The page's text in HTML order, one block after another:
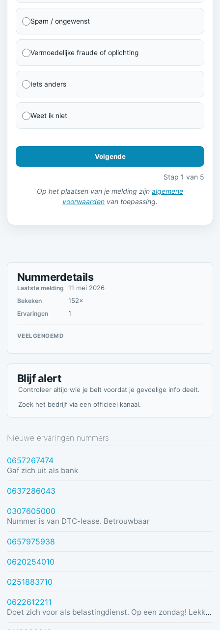
Spam / ongewenst
Vermoedelijke fraude of oplichting
Iets anders
Weet ik niet
Volgende
Stap 1 van 5
Op het plaatsen van je melding zijn algemene
voorwaarden van toepassing.
Nummerdetails
Laatste melding 11 mei 2026
Bekeken 152×
Ervaringen 1
VEELGENOEMD
Blijf alert
Controleer altijd wie je belt voordat je gevoelige info deelt.
Zoek het bedrijf via een officieel kanaal.
Nieuwe ervaringen nummers
0657267474
Gaf zich uit als bank
0637286043
0307605000
Nummer is van DTC-lease. Betrouwbaar
0657975938
0620254010
0251883710
0622612211
Doet zich voor als belastingdienst. Op een zondag! Lekker dom